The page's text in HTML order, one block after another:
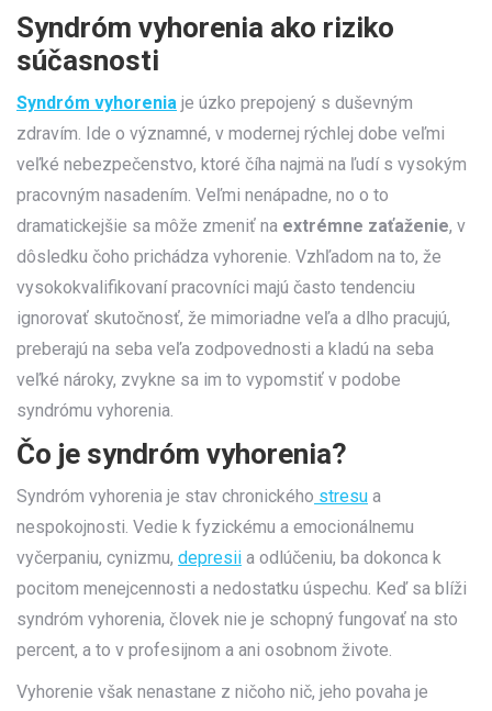
Syndróm vyhorenia ako riziko
súčasnosti
Syndróm vyhorenia je úzko prepojený s duševným
zdravím. Ide o významné, v modernej rýchlej dobe veľmi
veľké nebezpečenstvo, ktoré číha najmä na ľudí s vysokým
pracovným nasadením. Veľmi nenápadne, no o to
dramatickejšie sa môže zmeniť na extrémne zaťaženie, v
dôsledku čoho prichádza vyhorenie. Vzhľadom na to, že
vysokokvalifikovaní pracovníci majú často tendenciu
ignorovať skutočnosť, že mimoriadne veľa a dlho pracujú,
preberajú na seba veľa zodpovednosti a kladú na seba
veľké nároky, zvykne sa im to vypomstiť v podobe
syndrómu vyhorenia.
Čo je syndróm vyhorenia?
Syndróm vyhorenia je stav chronického stresu a
nespokojnosti. Vedie k fyzickému a emocionálnemu
vyčerpaniu, cynizmu, depresii a odlúčeniu, ba dokonca k
pocitom menejcennosti a nedostatku úspechu. Keď sa blíži
syndróm vyhorenia, človek nie je schopný fungovať na sto
percent, a to v profesijnom a ani osobnom živote.
Vyhorenie však nenastane z ničoho nič, jeho povaha je